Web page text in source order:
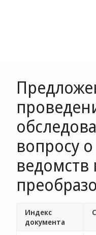
вопросу
Индекс
документа